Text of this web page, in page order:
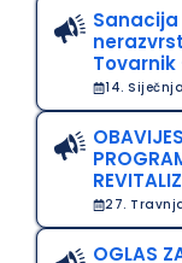
14.
27.
OGLAS